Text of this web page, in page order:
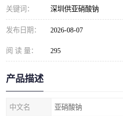
关键词： 深圳供亚硝酸钠
发布日期： 2026-08-07
阅 读 量： 295
产品描述
中文名 亚硝酸钠